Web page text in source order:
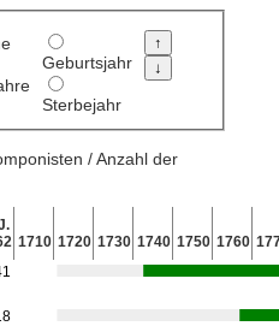
Geburtsjahr
Sterbejahr
/ Anzahl der
1710 1720 1730 1740 1750 1760